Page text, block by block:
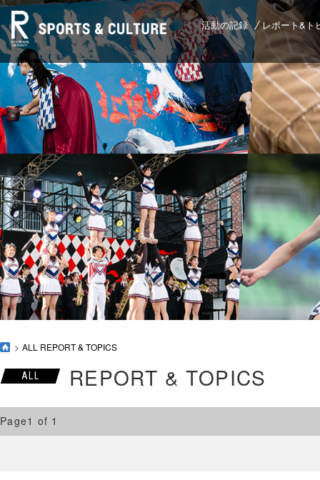
活動の記録 レポート&ト
ALL REPORT & TOPICS
ALL REPORT & TOPICS
Page1 of 1